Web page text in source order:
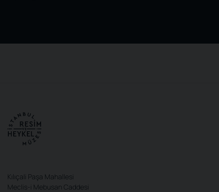
Kılıçali Paşa Mahallesi
Meclis-i Mebusan Caddesi